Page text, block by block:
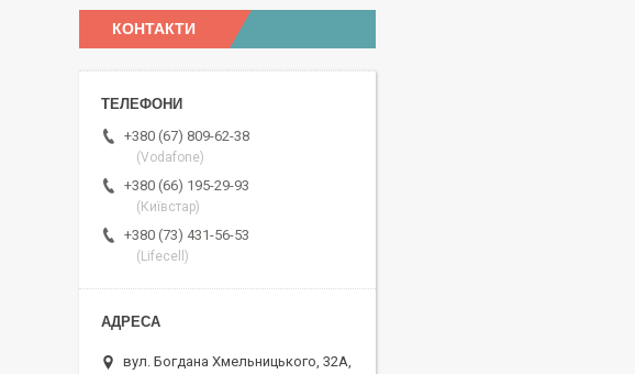
КОНТАКТИ
+380 (67) 809-62-38
(Vodafone)
+380 (66) 195-29-93
(Київстар)
+380 (73) 431-56-53
(Lifecell)
вул. Богдана Хмельницького, 32А,